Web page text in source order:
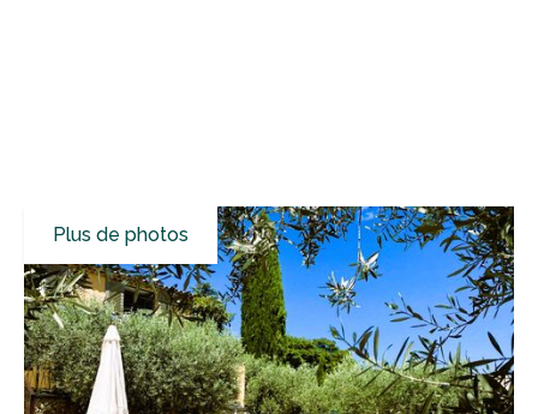
Tous les résultats
Villas de vacances
Vaucluse
Saint-Saturnin-lès-Apt
Plus de photos